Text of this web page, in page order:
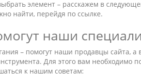
элемент – расскажем в
найти, перейдя по ссылке.
наши
– помогут наши продавцы сайта, а
Для этого вам необходимо
к нашим советам: